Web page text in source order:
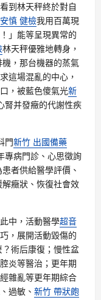
到林天秤終於對自
安慎 健檢我用百萬現
」能等呈現異常的
林天秤優雅地轉身，
機，那台機器的蒸氣
這場混亂的中心，
，被藍色傻氣光新
腎并發癥的代謝性疾
門新竹 出國備藥
專病門診、心思徵詢
者供給醫學評價、
解癥狀、恢復社會效
中，活動醫學超音
，展開活動毀傷的
術后康復；慢性盆
炎等醫治；更年期
雜亂等更年期綜合
過敏、 新竹 帶狀皰